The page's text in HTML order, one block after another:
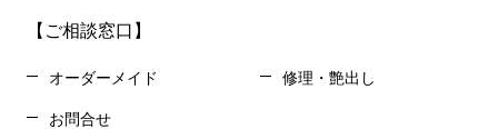
【ご相談窓口】
オーダーメイド 修理・艶出し
お問合せ